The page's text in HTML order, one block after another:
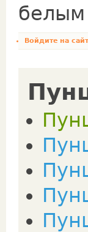
Войдите на сайт